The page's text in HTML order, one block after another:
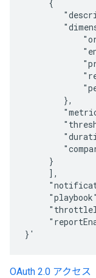
     {
        },
     }
     ],
OAuth 2.0 アクセ